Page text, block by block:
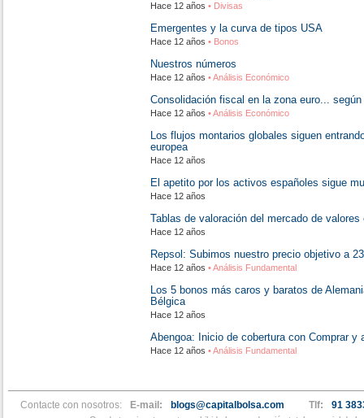
Hace 12 años • Divisas
Emergentes y la curva de tipos USA
Hace 12 años • Bonos
Nuestros números
Hace 12 años • Análisis Económico
Consolidación fiscal en la zona euro...
Hace 12 años • Análisis Económico
Los flujos montarios globales siguen
europea
Hace 12 años
El apetito por los activos españoles sigue
Hace 12 años
Tablas de valoración del mercado de valores
Hace 12 años
Repsol: Subimos nuestro precio objetivo a
Hace 12 años • Análisis Fundamental
Los 5 bonos más caros y baratos de
Bélgica
Hace 12 años
Abengoa: Inicio de cobertura con Comprar y
Hace 12 años • Análisis Fundamental
Contacte con nosotros: E-mail: blogs@capitalbolsa.com Tlf: 91